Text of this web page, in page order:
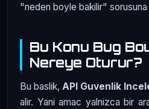
"neden boyle bakilir"
Bu Konu Bug
Nereye Oturur?
Bu baslik, API Guvenlik
alir. Yani amac yalnizca bir